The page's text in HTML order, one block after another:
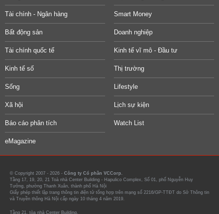
Tài chính - Ngân hàng Smart Money
Bất động sản Doanh nghiệp
Tài chính quốc tế Kinh tế vĩ mô - Đầu tư
Kinh tế số Thị trường
Sống Lifestyle
Xã hội Lịch sự kiện
Báo cáo phân tích Watch List
eMagazine
© Copyright 2007 - 2026 - Công ty Cổ phần VCCorp.
Tầng 17, 19, 20, 21 Toà nhà Center Building - Hapulico Complex, Số 01, phố Nguyễn Huy
Tưởng, phường Thanh Xuân, thành phố Hà Nội
Giấy phép thiết lập trang thông tin điện tử tổng hợp trên mạng số 2216/GP-TTĐT do Sở Thông tin
và Truyền thông Hà Nội cấp ngày 10 tháng 4 năm 2019.
Tầng 21, tòa nhà Center Building.